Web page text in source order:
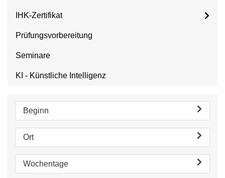
IHK-Zertifikat
Prüfungsvorbereitung
Seminare
KI - Künstliche Intelligenz
Beginn
Ort
Wochentage